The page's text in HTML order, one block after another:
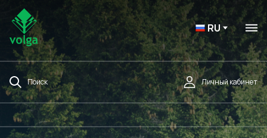
RU
Поиск Личный кабинет